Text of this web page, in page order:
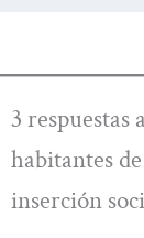
3 respuestas
habitantes
inserción